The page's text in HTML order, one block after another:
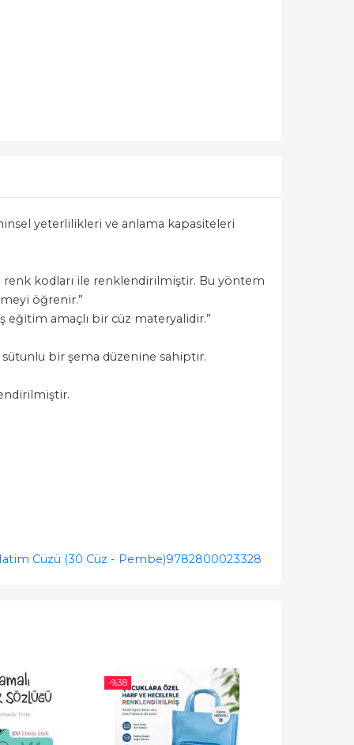
yeterlilikleri ve anlama kapasiteleri
renk kodları ile renklendirilmiştir. Bu yöntem
öğrenir.”
eğitim amaçlı bir cüz materyalidir.”
sütunlu bir şema düzenine sahiptir.
Cüzü (30 Cüz - Pembe)9782800023328
-%38